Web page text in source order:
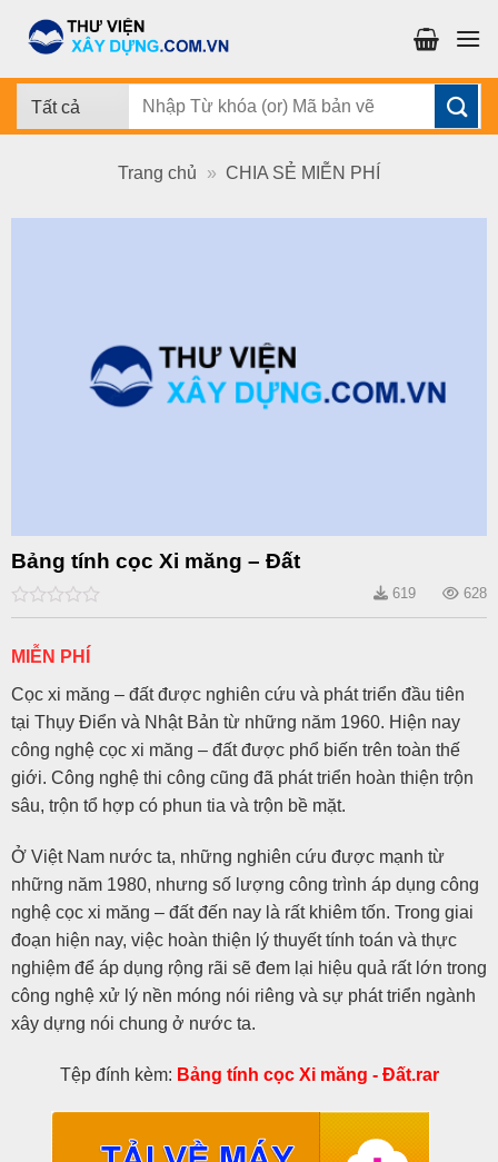
đến
dung
Tìm
Trang chủ » CHIA SẺ MIỄN PHÍ
Bảng tính cọc Xi măng – Đất
0
of
619 628
MIỄN PHÍ
Cọc xi măng – đất được nghiên cứu và phát triển đầu tiên
tại Thụy Điển và Nhật Bản từ những năm 1960. Hiện nay
công nghệ cọc xi măng – đất được phổ biến trên toàn thế
giới. Công nghệ thi công cũng đã phát triển hoàn thiện trộn
sâu, trộn tổ hợp có phun tia và trộn bề mặt.
Ở Việt Nam nước ta, những nghiên cứu được mạnh từ
những năm 1980, nhưng số lượng công trình áp dụng công
nghệ cọc xi măng – đất đến nay là rất khiêm tốn. Trong giai
đoạn hiện nay, việc hoàn thiện lý thuyết tính toán và thực
nghiệm để áp dụng rộng rãi sẽ đem lại hiệu quả rất lớn trong
công nghệ xử lý nền móng nói riêng và sự phát triển ngành
xây dựng nói chung ở nước ta.
Tệp đính kèm: Bảng tính cọc Xi măng - Đất.rar